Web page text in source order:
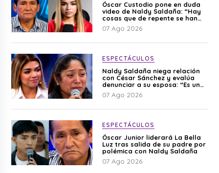
Óscar Custodio pone en duda
video de Naldy Saldaña: “Hay
cosas que de repente se han
editado”
07 Ago 2026
ESPECTÁCULOS
Naldy Saldaña niega relación
con César Sánchez y evalúa
denunciar a su esposa: “Es una
difamación”
07 Ago 2026
ESPECTÁCULOS
Óscar Junior liderará La Bella
Luz tras salida de su padre por
polémica con Naldy Saldaña
07 Ago 2026